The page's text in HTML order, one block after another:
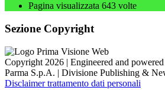
Pagina visualizzata 643 volte
Sezione Copyright
Copyright 2026 | Engineered and
Parma S.p.A. | Divisione Publishing &
Disclaimer trattamento dati personali